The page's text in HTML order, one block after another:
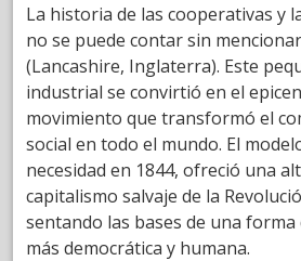
La historia de las cooperativas y
no se puede contar sin
(Lancashire, Inglaterra). Este
industrial se convirtió en el
movimiento que transformó el
social en todo el mundo. El
necesidad en 1844, ofreció una
capitalismo salvaje de la
sentando las bases de una forma
más democrática y humana.